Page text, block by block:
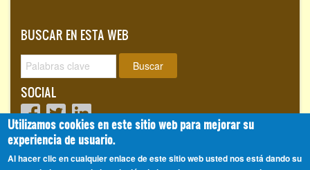
BUSCAR EN ESTA WEB
Buscar
SOCIAL
Visitantes totales:1718120
Utilizamos cookies en este sitio web para mejorar su
experiencia de usuario.
Al hacer clic en cualquier enlace de este sitio web usted nos está dando su